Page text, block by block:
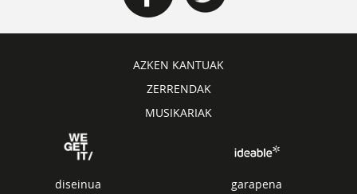
AZKEN KANTUAK
ZERRENDAK
MUSIKARIAK
diseinua garapena